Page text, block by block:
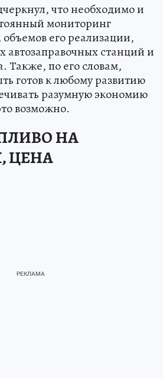
что необходимо и
мониторинг
объемов его реализации,
автозаправочных станций и
Также, по его словам,
готов к любому развитию
разумную экономию
возможно.
НА
ЦЕНА